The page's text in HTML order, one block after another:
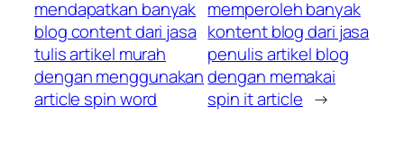
mendapatkan banyak
blog content dari jasa
tulis artikel murah
dengan menggunakan
article spin word
memperoleh banyak
kontent blog dari jasa
penulis artikel blog
dengan memakai
spin it article →